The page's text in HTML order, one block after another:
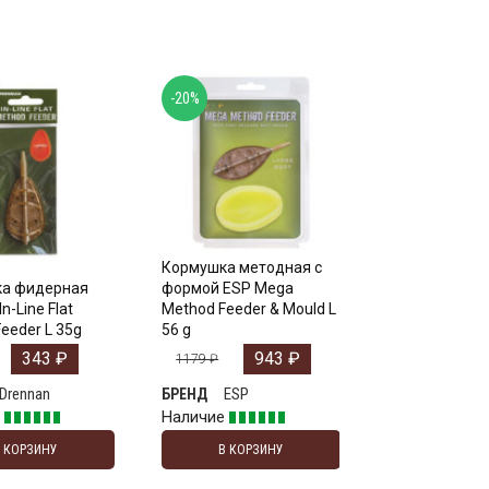
фидерная
Line Flat
L 35g
343 ₽
КОРЗИНУ
Кормушка методная с
формой ESP Mega
Method Feeder & Mould L
56 g
1179₽ 943₽
БРЕНД
ESP
Наличие
В КОРЗИНУ
-20%